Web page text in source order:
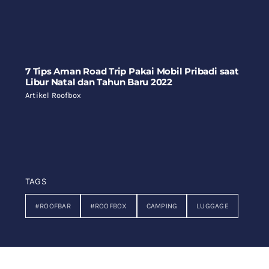
7 Tips Aman Road Trip Pakai Mobil Pribadi saat
Libur Natal dan Tahun Baru 2022
Artikel Roofbox
TAGS
#ROOFBAR #ROOFBOX CAMPING LUGGAGE